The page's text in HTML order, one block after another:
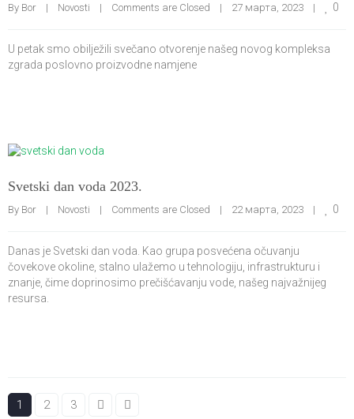
By Bor | Novosti | Comments are Closed | 27 марта, 2023 | 0
U petak smo obilježili svečano otvorenje našeg novog kompleksa
zgrada poslovno proizvodne namjene
Svetski dan voda 2023.
By Bor | Novosti | Comments are Closed | 22 марта, 2023 | 0
Danas je Svetski dan voda. Kao grupa posvećena očuvanju
čovekove okoline, stalno ulažemo u tehnologiju, infrastrukturu i
znanje, čime doprinosimo prečišćavanju vode, našeg najvažnijeg
resursa.
1 2 3